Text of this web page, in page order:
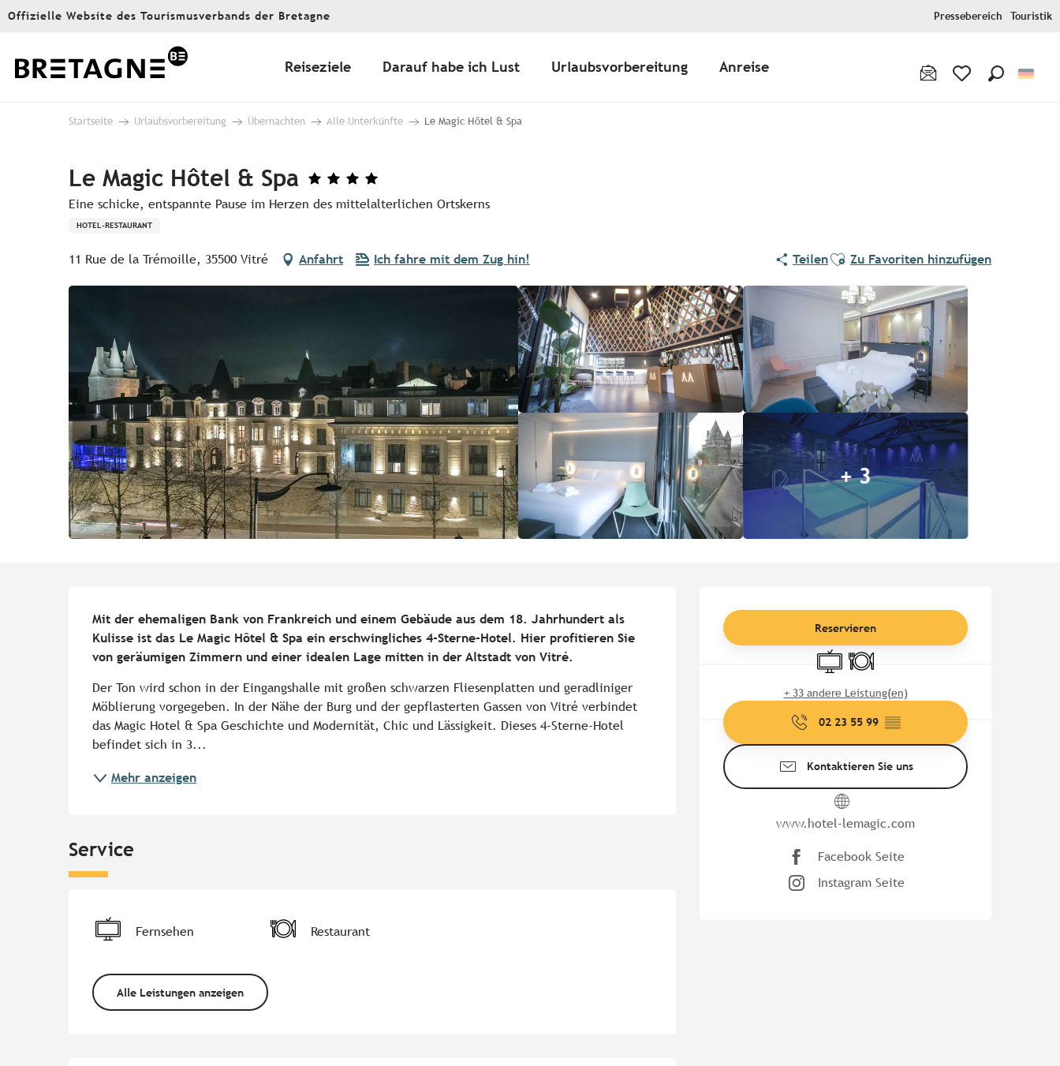
Aller
principal
Offizielle Website des Tourismusverbands der Bretagne Pressebereich Touristik
Reiseziele Darauf habe ich Lust Urlaubsvorbereitung Anreise
Startseite Urlaubsvorbereitung Übernachten Alle Unterkünfte Le Magic Hôtel & Spa
Le Magic Hôtel & Spa
Eine schicke, entspannte Pause im Herzen des mittelalterlichen Ortskerns
HOTEL-RESTAURANT
11 Rue de la Trémoille, 35500 Vitré Anfahrt Ich fahre mit dem Zug hin! TeilenAjouter aux favoris
Zu Favoriten hinzufügen
+ 3
Öffnungszeiten &
Reservieren
FernsehenRestaurant
+ 33 andere Leistung(en)
02 23 55 99 ▒▒
Kontaktieren Sie uns
www.hotel-lemagic.com
Facebook Seite
Instagram Seite
Mit der ehemaligen Bank von Frankreich und einem Gebäude aus dem 18. Jahrhundert als
Kulisse ist das Le Magic Hôtel & Spa ein erschwingliches 4-Sterne-Hotel. Hier profitieren Sie
von geräumigen Zimmern und einer idealen Lage mitten in der Altstadt von Vitré.
Der Ton wird schon in der Eingangshalle mit großen schwarzen Fliesenplatten und geradliniger
Möblierung vorgegeben. In der Nähe der Burg und der gepflasterten Gassen von Vitré verbindet
das Magic Hotel & Spa Geschichte und Modernität, Chic und Lässigkeit. Dieses 4-Sterne-Hotel
befindet sich in 3...
Mehr anzeigen
Service
Fernsehen Restaurant
Alle Leistungen anzeigen